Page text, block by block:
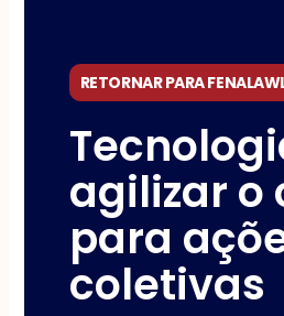
RETORNAR PARA
agilizar o
para
coletivas